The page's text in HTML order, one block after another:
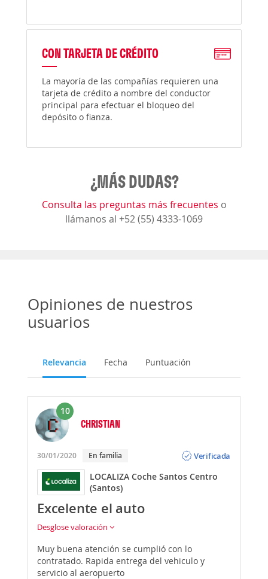
CON TARJETA DE CRÉDITO
La mayoría de las compañías requieren una
tarjeta de crédito a nombre del conductor
principal para efectuar el bloqueo del
depósito o fianza.
¿MÁS DUDAS?
Consulta las preguntas más frecuentes o
llámanos al +52 (55) 4333-1069
Opiniones de nuestros
usuarios
Relevancia Fecha Puntuación
10
CHRISTIAN
30/01/2020 En familia
Verificada
LOCALIZA Coche Santos Centro
(Santos)
Excelente el auto
Desglose valoración
Muy buena atención se cumplió con lo
contratado. Rapida entrega del vehiculo y
servicio al aeropuerto